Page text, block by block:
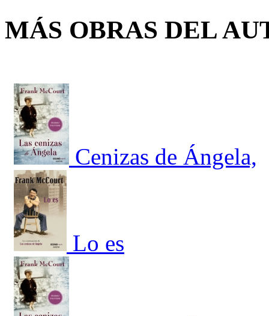
MÁS OBRAS DEL
Cenizas de Ángela,
Lo es